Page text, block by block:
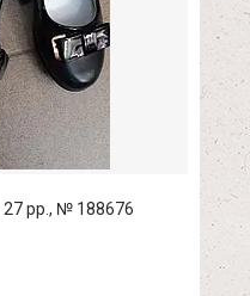
27 рр., № 188676